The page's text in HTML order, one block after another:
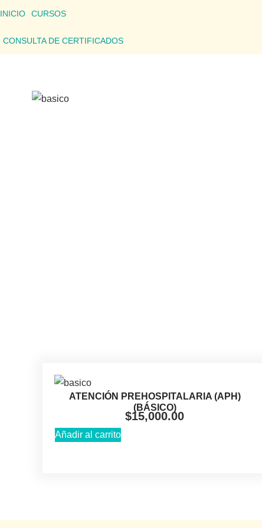
INICIO CURSOS
CONSULTA DE CERTIFICADOS
ATENCIÓN PREHOSPITALARIA (APH)
(BÁSICO)
$15,000.00
Añadir al carrito